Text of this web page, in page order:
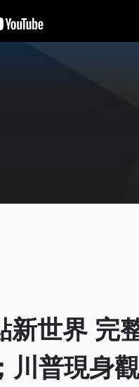
新世界 完
川普現身